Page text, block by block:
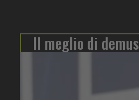
Il meglio di demus